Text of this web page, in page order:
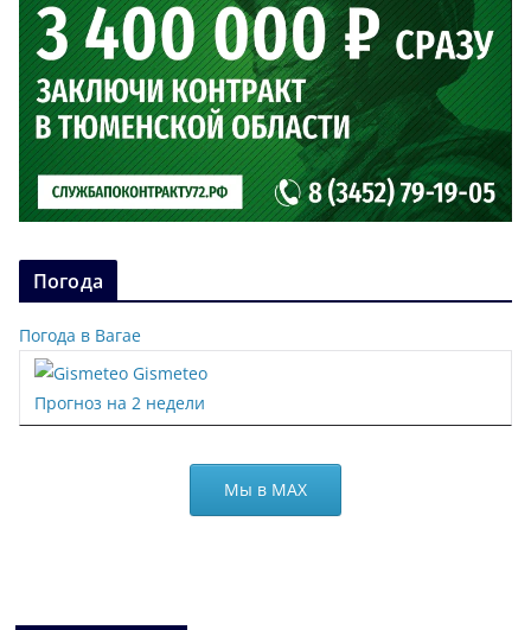
Погода
Погода в Вагае
Gismeteo
Прогноз на 2 недели
Мы в МАХ